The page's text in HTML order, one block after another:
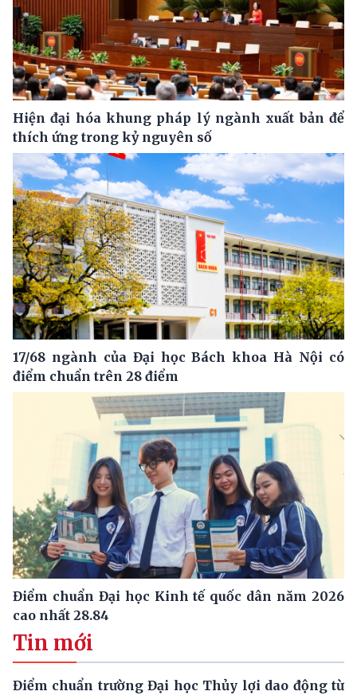
Hiện đại hóa khung pháp lý ngành xuất bản để
thích ứng trong kỷ nguyên số
17/68 ngành của Đại học Bách khoa Hà Nội có
điểm chuẩn trên 28 điểm
Điểm chuẩn Đại học Kinh tế quốc dân năm 2026
cao nhất 28.84
Tin mới
Điểm chuẩn trường Đại học Thủy lợi dao động từ